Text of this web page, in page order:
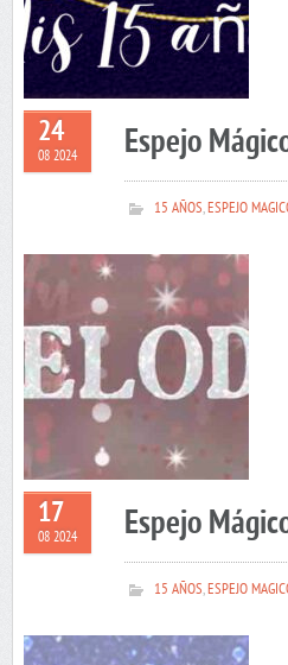
24
08 2024 Espejo
15 AÑOS,ESPEJO
17
08 2024 Espejo
15 AÑOS,ESPEJO